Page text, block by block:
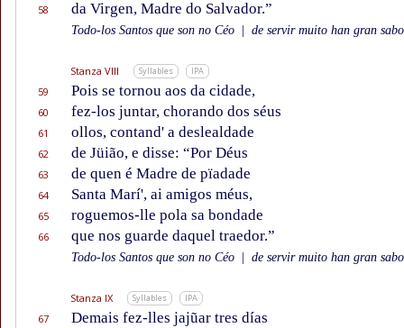
58 da Virgen, Madre do Salvador.”
Todo-los Santos que son no Céo de servir muito han gran
Stanza VIII Syllables IPA
59 Pois se tornou aos da cidade,
60 fez-los juntar, chorando dos séus
61 ollos, contand' a deslealdade
62 de Jüião, e disse: “Por Déus
63 de quen é Madre de pïadade
64 Santa Marí', ai amigos méus,
65 roguemos-lle pola sa bondade
66 que nos guarde daquel traedor.”
Todo-los Santos que son no Céo de servir muito han gran
Stanza IX Syllables IPA
67 Demais fez-lles jajũar tres días